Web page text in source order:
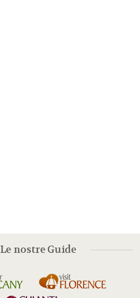
Le nostre Guide